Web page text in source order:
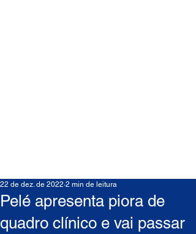
Pelé apresenta piora de
quadro clínico e vai passar
22 de dez. de 2022 2 min de leitura